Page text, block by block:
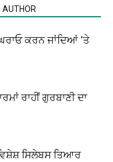
AUTHOR
ਕਰਨ ਜਾਂਦਿਆਂ ‘ਤੇ
ਰਾਹੀਂ ਗੁਰਬਾਣੀ ਦਾ
ਸਿਲੇਬਸ ਤਿਆਰ